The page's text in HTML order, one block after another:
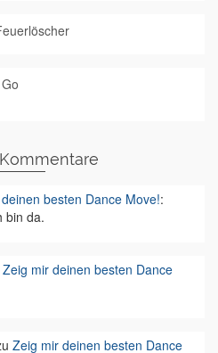
besten Dance Move!:
bin da.
Zeig mir deinen besten Dance
Zeig mir deinen besten Dance